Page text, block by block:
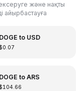
және нақты
айырбастауға
DOGE to USD
$0.07
DOGE to ARS
$104.66